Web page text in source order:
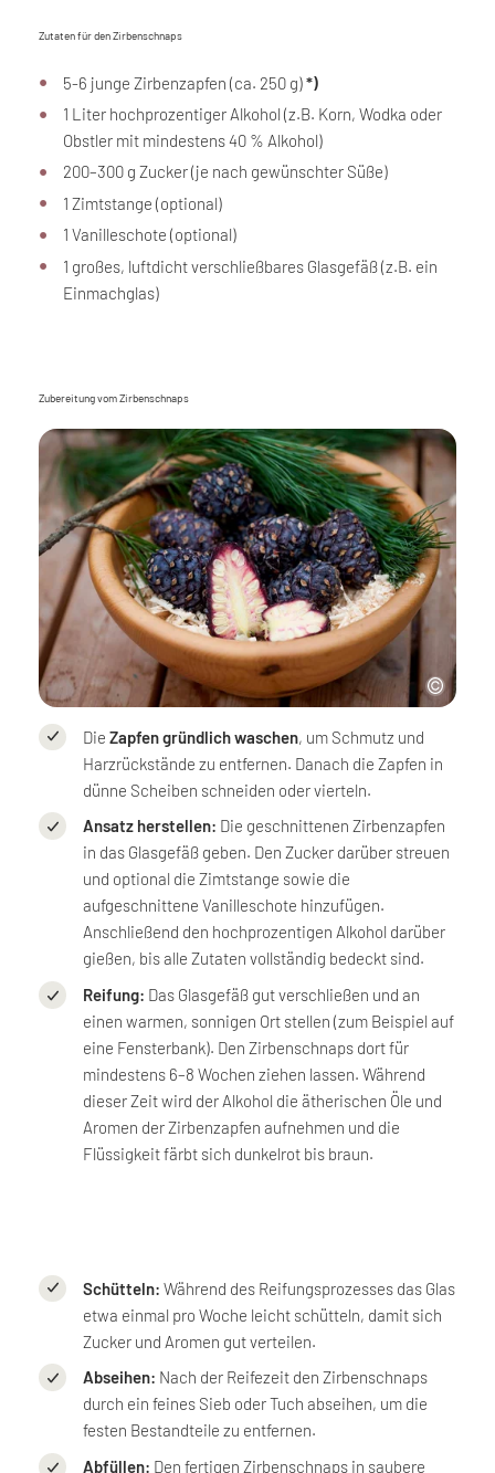
Zutaten für den Zirbenschnaps
5-6 junge Zirbenzapfen (ca. 250 g)*)
1 Liter hochprozentiger Alkohol (z.B. Korn, Wodka oder
Obstler mit mindestens 40 % Alkohol)
200–300 g Zucker (je nach gewünschter Süße)
1 Zimtstange (optional)
1 Vanilleschote (optional)
1 großes, luftdicht verschließbares Glasgefäß (z.B. ein
Einmachglas)
Zubereitung vom Zirbenschnaps
Die Zapfen gründlich waschen, um Schmutz und
Harzrückstände zu entfernen. Danach die Zapfen in
dünne Scheiben schneiden oder vierteln.
Ansatz herstellen: Die geschnittenen Zirbenzapfen
in das Glasgefäß geben. Den Zucker darüber streuen
und optional die Zimtstange sowie die
aufgeschnittene Vanilleschote hinzufügen.
Anschließend den hochprozentigen Alkohol darüber
gießen, bis alle Zutaten vollständig bedeckt sind.
Reifung: Das Glasgefäß gut verschließen und an
einen warmen, sonnigen Ort stellen (zum Beispiel auf
eine Fensterbank). Den Zirbenschnaps dort für
mindestens 6–8 Wochen ziehen lassen. Während
dieser Zeit wird der Alkohol die ätherischen Öle und
Aromen der Zirbenzapfen aufnehmen und die
Flüssigkeit färbt sich dunkelrot bis braun.
Schütteln: Während des Reifungsprozesses das Glas
etwa einmal pro Woche leicht schütteln, damit sich
Zucker und Aromen gut verteilen.
Abseihen: Nach der Reifezeit den Zirbenschnaps
durch ein feines Sieb oder Tuch abseihen, um die
festen Bestandteile zu entfernen.
Abfüllen: Den fertigen Zirbenschnaps in saubere